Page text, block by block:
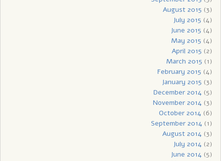
August 2015 (3)
July 2015 (4)
June 2015 (4)
May 2015 (4)
April 2015 (2)
March 2015 (1)
February 2015 (4)
January 2015 (3)
December 2014(5)
November 2014(3)
October 2014(6)
September 2014(1)
August 2014(3)
July 2014(2)
June 2014(5)